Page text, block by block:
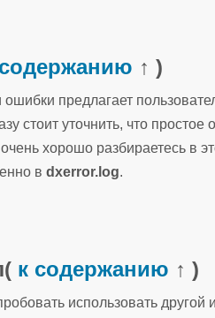
↑ )
предлагает
стоит уточнить, что
хорошо разбираетесь в
в dxerror.log.
( к содержанию ↑ )
использовать